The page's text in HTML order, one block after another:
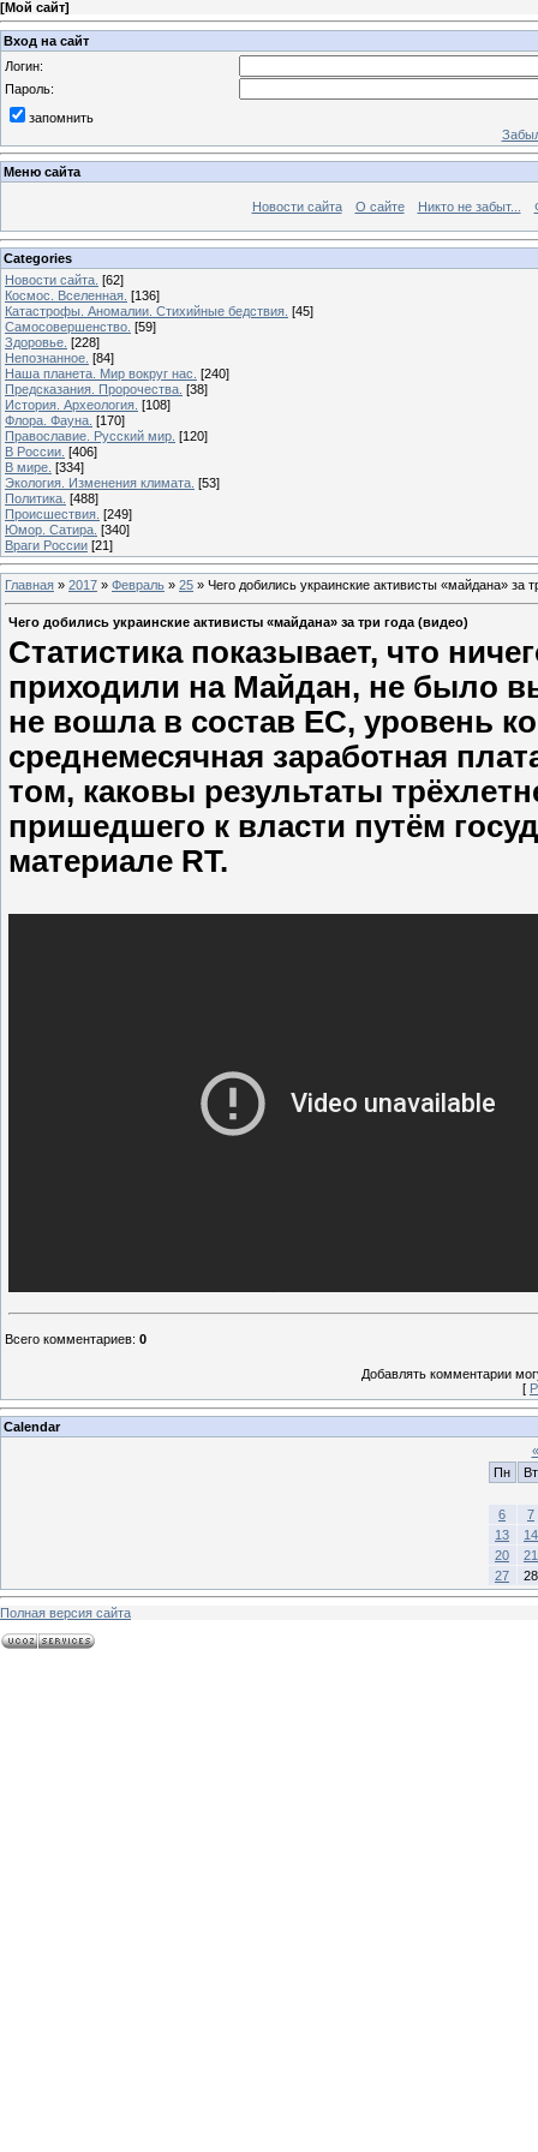
[Мой сайт]
Вход на сайт
Логин:
Пароль:
запомнить
Меню сайта
Новости сайта О сайте Никто не забыт...
Categories
Новости сайта. [62]
Космос. Вселенная. [136]
Катастрофы. Аномалии. Стихийные бедствия. [45]
Самосовершенство. [59]
Здоровье. [228]
Непознанное. [84]
Наша планета. Мир вокруг нас. [240]
Предсказания. Пророчества. [38]
История. Археология. [108]
Флора. Фауна. [170]
Православие. Русский мир. [120]
В России. [406]
В мире. [334]
Экология. Изменения климата. [53]
Политика. [488]
Происшествия. [249]
Юмор. Сатира. [340]
Враги России [21]
Главная » 2017 » Февраль » 25 » Чего добились украинские активисты «майдана» за
Чего добились украинские активисты «майдана» за три года (видео)
Статистика показывает, что
приходили на Майдан, не было
не вошла в состав ЕС, уровень
среднемесячная заработная
том, каковы результаты
пришедшего к власти путём
материале RT.
Всего комментариев: 0
Добавлять комментарии
[
Calendar
«
Пн
Вт
6
7
13
14
20
21
27
28
Полная версия сайта